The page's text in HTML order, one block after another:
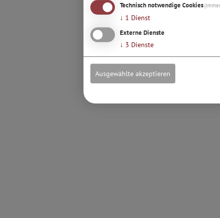
Technisch notwendige Cookies
↓ 1 Dienst
Externe Dienste
↓ 3 Dienste
Ausgewählte akzeptieren